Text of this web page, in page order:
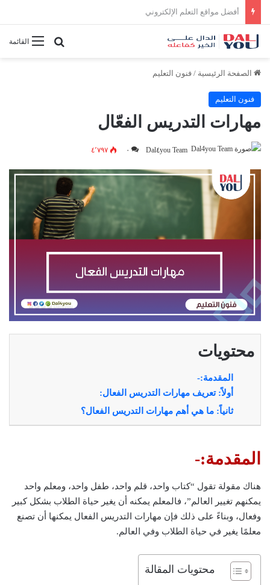
أفضل النصائح لإدارة الوقت بفعالية
القائمةبحث عن
الصفحة الرئيسية / فنون التعليم
فنون التعليم
مهارات التدريس الفعّال
Dal٤you Team ٠ ٤٬٧٩٧
محتويات
المقدمة:-
أولاً: تعريف مهارات التدريس الفعال:
ثانياً: ما هي أهم مهارات التدريس الفعال؟
المقدمة:-
هناك مقولة تقول “كتاب واحد، قلم واحد، طفل واحد، ومعلم واحد
يمكنهم تغيير العالم”، فالمعلم يمكنه أن يغير حياة الطلاب بشكل كبير
وفعال، وبناءً على ذلك فإن مهارات التدريس الفعال يمكنها أن تصنع
معلمًا يغير في حياة الطلاب وفي العالم.
محتويات المقالة